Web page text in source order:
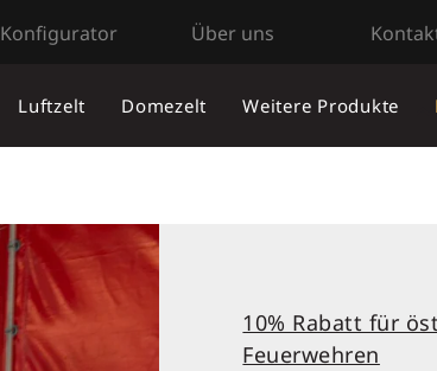
Konfigurator Über uns
Luftzelt Domezelt Weitere Produkte
10% Rabatt für
Feuerwehren